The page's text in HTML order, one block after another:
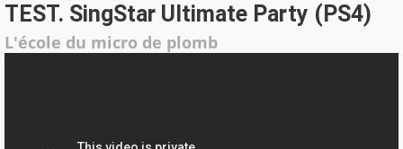
TEST. SingStar Ultimate Party (PS4)
L'école du micro de plomb